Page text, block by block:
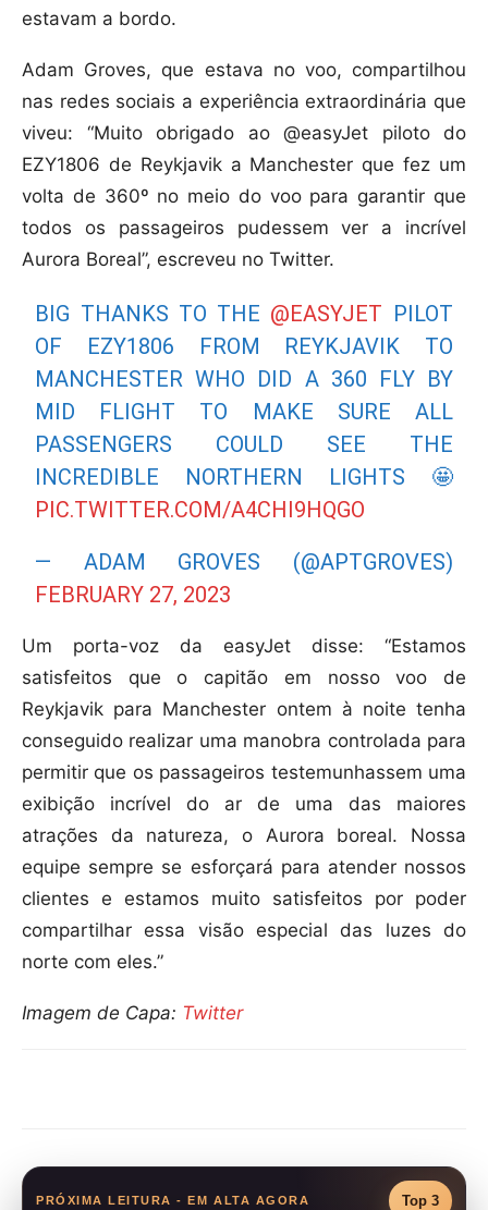
estavam a bordo.
Adam Groves, que estava no voo, compartilhou
nas redes sociais a experiência extraordinária que
viveu: “Muito obrigado ao @easyJet piloto do
EZY1806 de Reykjavik a Manchester que fez um
volta de 360º no meio do voo para garantir que
todos os passageiros pudessem ver a incrível
Aurora Boreal”, escreveu no Twitter.
BIG THANKS TO THE @EASYJET PILOT
OF EZY1806 FROM REYKJAVIK TO
MANCHESTER WHO DID A 360 FLY BY
MID FLIGHT TO MAKE SURE ALL
PASSENGERS COULD SEE THE
INCREDIBLE NORTHERN LIGHTS 🤩
PIC.TWITTER.COM/A4CHI9HQGO
— ADAM GROVES (@APTGROVES)
FEBRUARY 27, 2023
Um porta-voz da easyJet disse: “Estamos
satisfeitos que o capitão em nosso voo de
Reykjavik para Manchester ontem à noite tenha
conseguido realizar uma manobra controlada para
permitir que os passageiros testemunhassem uma
exibição incrível do ar de uma das maiores
atrações da natureza, o Aurora boreal. Nossa
equipe sempre se esforçará para atender nossos
clientes e estamos muito satisfeitos por poder
compartilhar essa visão especial das luzes do
norte com eles.”
Imagem de Capa: Twitter
PRÓXIMA LEITURA - EM ALTA AGORA Top 3